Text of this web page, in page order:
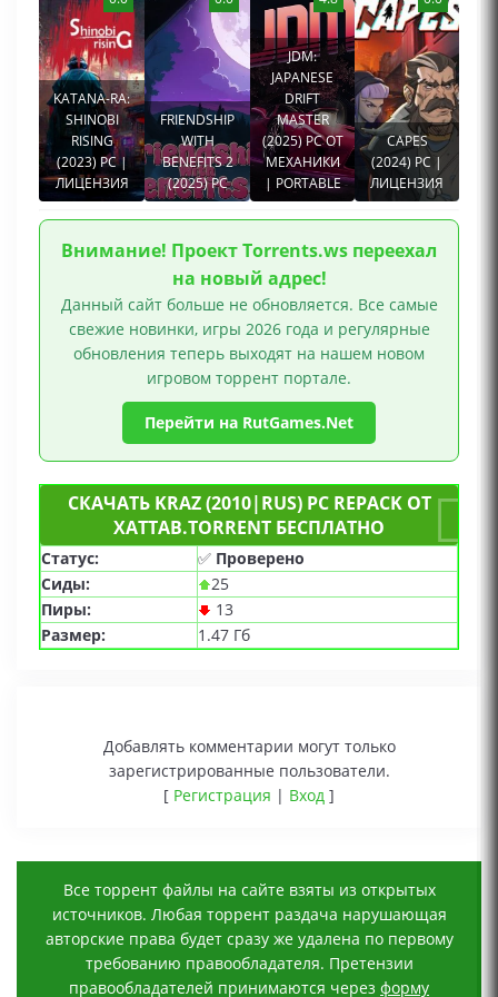
2010 года
Гонки Репаки игр от Хаттаб
KATANA-RA:
SHINOBI
RISING
(2023) PC |
ЛИЦЕНЗИЯ
FRIENDSHIP
WITH
BENEFITS 2
(2025) PC
JDM:
JAPANESE
DRIFT
MASTER
(2025) PC ОТ
МЕХАНИКИ
| PORTABLE
CAPES
(2024) PC |
ЛИЦЕНЗИЯ
Внимание! Проект Torrents.ws переехал
на новый адрес!
Данный сайт больше не обновляется. Все самые
свежие новинки, игры 2026 года и регулярные
обновления теперь выходят на нашем новом
игровом торрент портале.
Перейти на RutGames.Net
СКАЧАТЬ KRAZ (2010|RUS) PC REPACK ОТ
XATTAB.TORRENT БЕСПЛАТНО
Статус: ✅ Проверено
Сиды:
25
Пиры:
13
Размер:
1.47 Гб
Добавлять комментарии могут только
зарегистрированные пользователи.
[ Регистрация | Вход ]
Все торрент файлы на сайте взяты из открытых
источников. Любая торрент раздача нарушающая
авторские права будет сразу же удалена по первому
требованию правообладателя. Претензии
правообладателей принимаются через форму